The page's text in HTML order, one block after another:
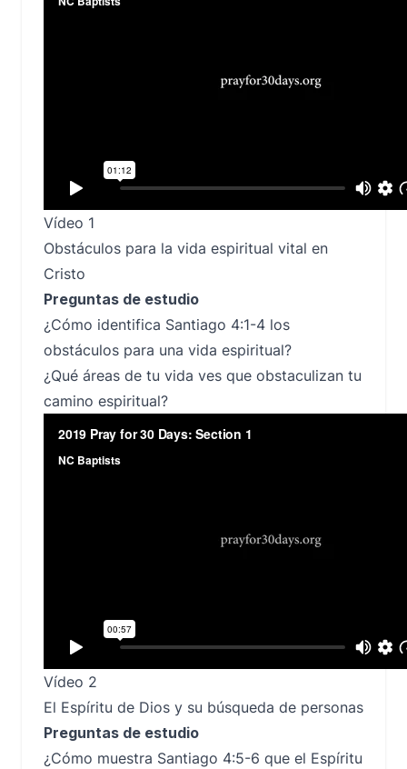
Vídeo 1
Obstáculos para la vida espiritual vital en
Cristo
Preguntas de estudio
¿Cómo identifica Santiago 4:1-4 los
obstáculos para una vida espiritual?
¿Qué áreas de tu vida ves que obstaculizan tu
camino espiritual?
Vídeo 2
El Espíritu de Dios y su búsqueda de personas
Preguntas de estudio
¿Cómo muestra Santiago 4:5-6 que el Espíritu